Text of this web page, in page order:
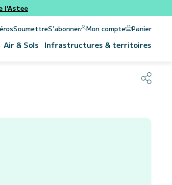
l'Astee
SoumettreS’abonner Mon compte Panier
Air & Sols Infrastructures & territoires